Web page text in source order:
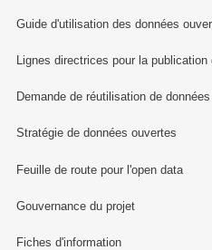
Guide d'utilisation des données
Lignes directrices pour la
Demande de réutilisation de
Stratégie de données ouvertes
Feuille de route pour l'open data
Gouvernance du projet
Fiches d'information